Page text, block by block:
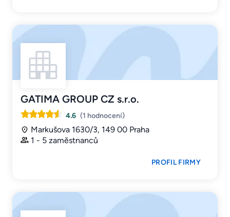
GATIMA GROUP CZ s.r.o.
4.6 (1 hodnocení)
Markušova 1630/3, 149 00 Praha
1 - 5 zaměstnanců
PROFIL FIRMY